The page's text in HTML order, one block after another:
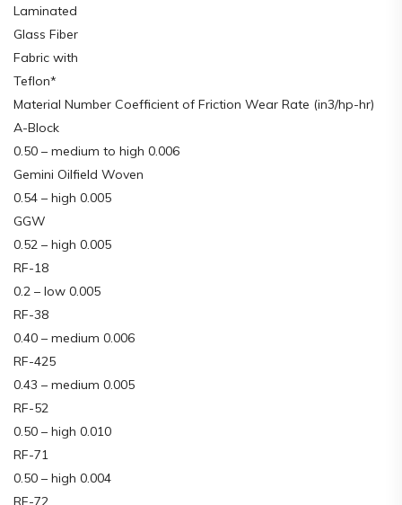
Laminated
Glass Fiber
Fabric with
Teflon*
Material Number Coefficient of Friction Wear Rate (in3/hp-hr)
A-Block
0.50 – medium to high 0.006
Gemini Oilfield Woven
0.54 – high 0.005
GGW
0.52 – high 0.005
RF-18
0.2 – low 0.005
RF-38
0.40 – medium 0.006
RF-425
0.43 – medium 0.005
RF-52
0.50 – high 0.010
RF-71
0.50 – high 0.004
RF-72